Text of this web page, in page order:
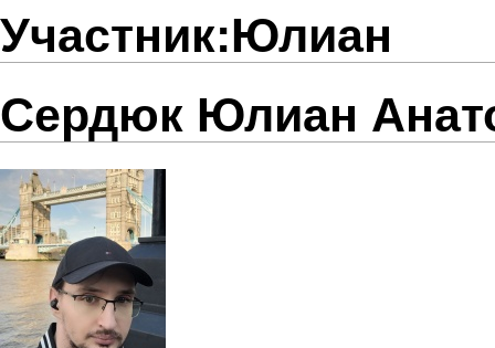
Участник:Юлиан
Сердюк Юлиан